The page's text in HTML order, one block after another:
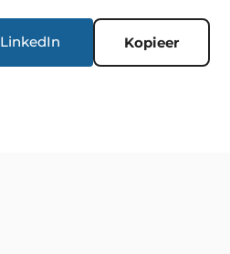
LinkedIn Kopieer